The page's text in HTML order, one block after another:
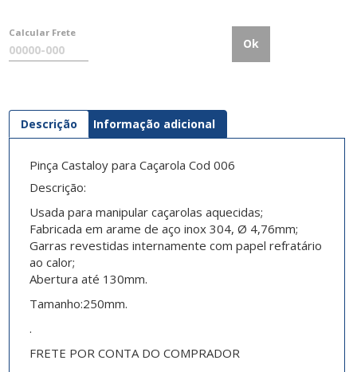
Calcular Frete
Ok
Descrição Informação adicional
Pinça Castaloy para Caçarola Cod 006
Descrição:
Usada para manipular caçarolas aquecidas;
Fabricada em arame de aço inox 304, Ø 4,76mm;
Garras revestidas internamente com papel refratário
ao calor;
Abertura até 130mm.
Tamanho:250mm.
.
FRETE POR CONTA DO COMPRADOR